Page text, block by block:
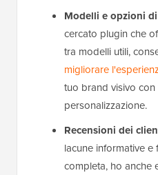
Modelli e opzioni
cercato plugin che
tra modelli utili,
migliorare
tuo brand visivo
personalizzazione.
Recensioni dei
lacune informative
completa, ho anche